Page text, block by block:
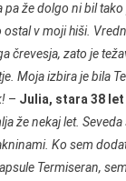
že dolgo ni bil
v moji hiši.
črevesja, zato je
Moja izbira je bila
– Julia, stara 38 let
že nekaj let.
Ko sem
Termiseran,